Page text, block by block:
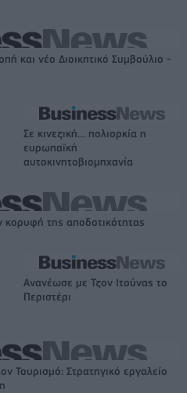
και νέο Διοικητικό Συμβούλιο -
Σε κινεζική… πολιορκία η
ευρωπαϊκή
αυτοκινητοβιομηχανία
της αποδοτικότητας
Ανανέωσε με Τζον Ιτούνας το
Περιστέρι
Τουρισμό: Στρατηγικό εργαλείο